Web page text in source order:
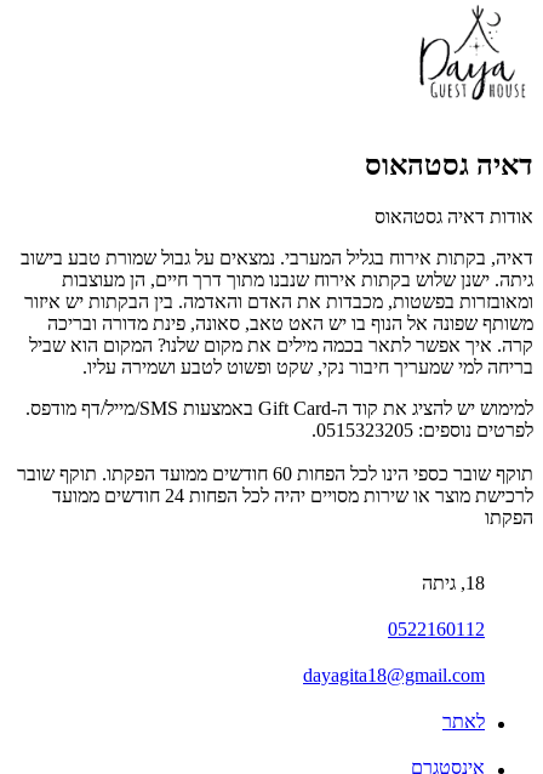
דאיה גסטהאוס
אודות דאיה גסטהאוס
דאיה, בקתות אירוח בגליל המערבי. נמצאים על גבול שמורת טבע בישוב
גיתה. ישנן שלוש בקתות אירוח שנבנו מתוך דרך חיים, הן מעוצבות
ומאובזרות בפשטות, מכבדות את האדם והאדמה. בין הבקתות יש איזור
משותף שפונה אל הנוף בו יש האט טאב, סאונה, פינת מדורה ובריכה
קרה. איך אפשר לתאר בכמה מילים את מקום שלנו? המקום הוא שביל
בריחה למי שמעריך חיבור נקי, שקט ופשוט לטבע ושמירה עליו.
למימוש יש להציג את קוד ה-Gift Card באמצעות SMS/מייל/דף מודפס.
לפרטים נוספים: 0515323205.
תוקף שובר כספי הינו לכל הפחות 60 חודשים ממועד הפקתו. תוקף שובר
לרכישת מוצר או שירות מסויים יהיה לכל הפחות 24 חודשים ממועד
הפקתו
18, גיתה
0522160112
dayagita18@gmail.com
לאתר
אינסטגרם